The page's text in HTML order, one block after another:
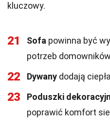
kluczowy.
21 Sofa powinna być
potrzeb
22 Dywany dodają
23 Poduszki
poprawić komfort